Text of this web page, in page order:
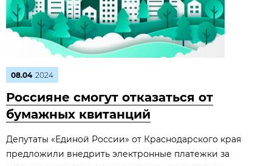
08.04 2024
Россияне смогут отказаться от
бумажных квитанций
Депутаты «Единой России» от Краснодарского края
предложили внедрить электронные платежки за